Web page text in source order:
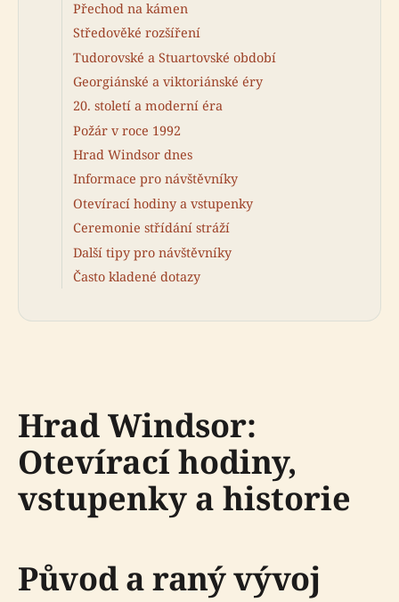
Přechod na kámen
Středověké rozšíření
Tudorovské a Stuartovské období
Georgiánské a viktoriánské éry
20. století a moderní éra
Požár v roce 1992
Hrad Windsor dnes
Informace pro návštěvníky
Otevírací hodiny a vstupenky
Ceremonie střídání stráží
Další tipy pro návštěvníky
Často kladené dotazy
Hrad Windsor:
Otevírací hodiny,
vstupenky a historie
Původ a raný vývoj